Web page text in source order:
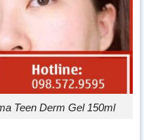
Teen Derm Gel 150ml